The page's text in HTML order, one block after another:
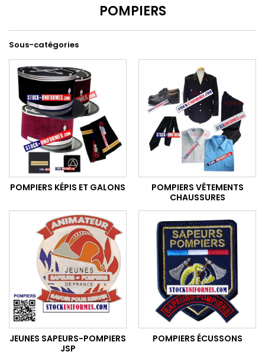
POMPIERS
Sous-catégories
POMPIERS KÉPIS ET GALONS
POMPIERS VÊTEMENTS
CHAUSSURES
JEUNES SAPEURS-POMPIERS
JSP
POMPIERS ÉCUSSONS